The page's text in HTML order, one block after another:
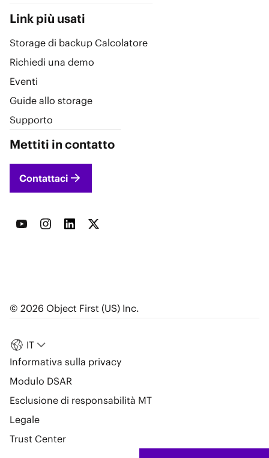
Link più usati
Storage di backup Calcolatore
Richiedi una demo
Eventi
Guide allo storage
Supporto
Mettiti in contatto
Contattaci
IT
Informativa sulla privacy
Modulo DSAR
Esclusione di responsabilità MT
Legale
Trust Center
© 2026 Object First (US) Inc.